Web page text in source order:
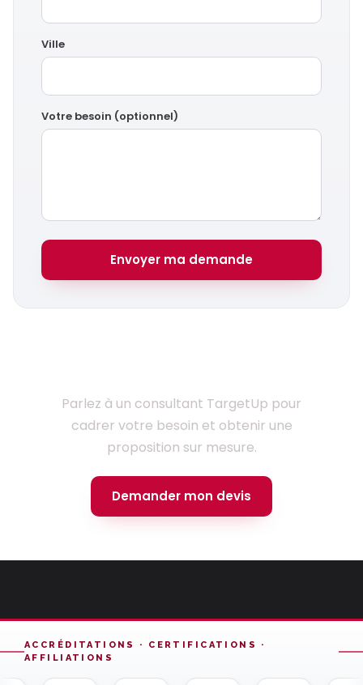
Ville
Votre besoin (optionnel)
Envoyer ma demande
Parlez à un consultant TargetUp pour
cadrer votre besoin et obtenir une
proposition sur mesure.
Demander mon devis
ACCRÉDITATIONS · CERTIFICATIONS ·
AFFILIATIONS